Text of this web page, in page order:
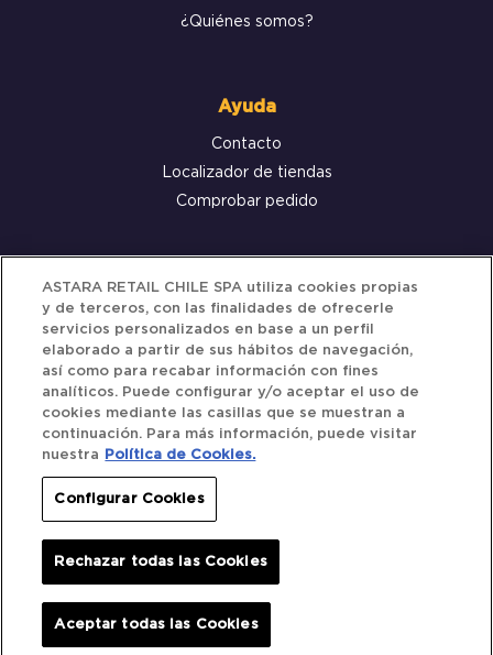
¿Quiénes somos?
Ayuda
Contacto
Localizador de tiendas
Comprobar pedido
Servicio al cliente
Términos y Condiciones
Política de privacidad
Siguenos
Redes Sociales
Iberocar © 2025. All Rights Reserved.
ASTARA RETAIL CHILE SPA utiliza cookies propias
y de terceros, con las finalidades de ofrecerle
servicios personalizados en base a un perfil
elaborado a partir de sus hábitos de navegación,
así como para recabar información con fines
analíticos. Puede configurar y/o aceptar el uso de
cookies mediante las casillas que se muestran a
continuación. Para más información, puede visitar
nuestra
Política de Cookies.
Configurar Cookies
Rechazar todas las Cookies
Aceptar todas las Cookies